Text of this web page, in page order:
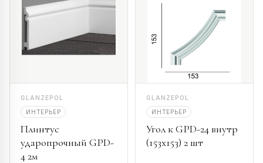
GLANZEPOL
ИНТЕРЬЕР
Плинтус
ударопрочный GPD-
4 2м
GLANZEPOL
ИНТЕРЬЕР
Угол к GPD-24 внутр
(153х153) 2 шт